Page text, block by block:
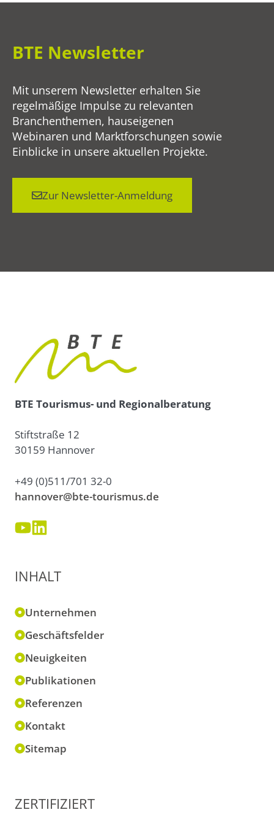
BTE Newsletter
Mit unserem Newsletter erhalten Sie
regelmäßige Impulse zu relevanten
Branchenthemen, hauseigenen
Webinaren und Marktforschungen sowie
Einblicke in unsere aktuellen Projekte.
Zur Newsletter-Anmeldung
BTE Tourismus- und Regionalberatung
Stiftstraße 12
30159 Hannover
+49 (0)511/701 32-0
hannover@bte-tourismus.de
INHALT
Unternehmen
Geschäftsfelder
Neuigkeiten
Publikationen
Referenzen
Kontakt
Sitemap
ZERTIFIZIERT